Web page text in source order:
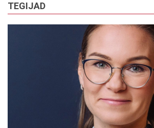
TEGIJAD